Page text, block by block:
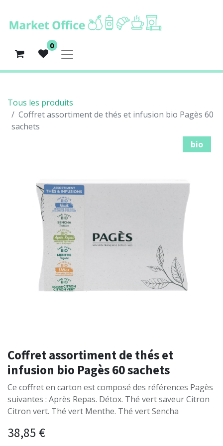
0
Tous les produits
Coffret assortiment de thés et infusion bio Pagès 60
sachets
bio
Coffret assortiment de thés et
infusion bio Pagès 60 sachets
Ce coffret en carton est composé des références Pagès
suivantes : Après Repas. Détox. Thé vert saveur Citron
Citron vert. Thé vert Menthe. Thé vert Sencha
38,85 €